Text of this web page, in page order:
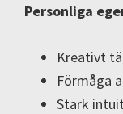
Personliga
Kreativt
Förmåga
Stark